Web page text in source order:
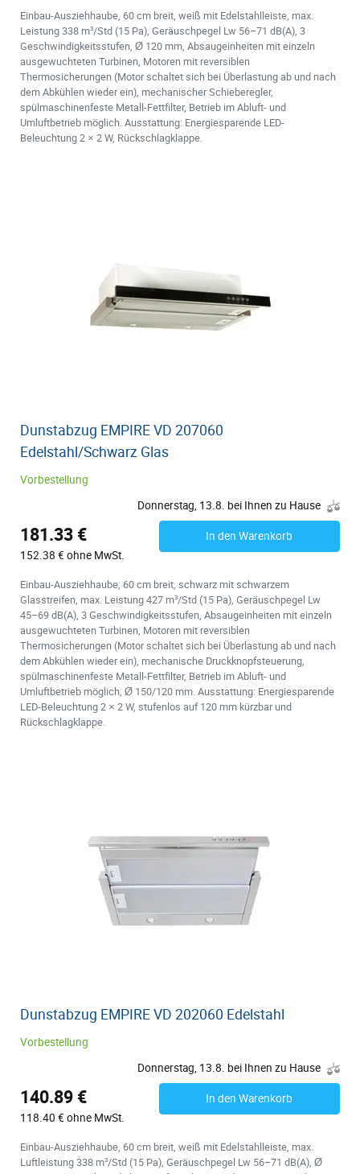
Einbau-Ausziehhaube, 60 cm breit, weiß mit Edelstahlleiste, max.
Leistung 338 m³/Std (15 Pa), Geräuschpegel Lw 56–71 dB(A), 3
Geschwindigkeitsstufen, Ø 120 mm, Absaugeinheiten mit einzeln
ausgewuchteten Turbinen, Motoren mit reversiblen
Thermosicherungen (Motor schaltet sich bei Überlastung ab und nach
dem Abkühlen wieder ein), mechanischer Schieberegler,
spülmaschinenfeste Metall-Fettfilter, Betrieb im Abluft- und
Umluftbetrieb möglich. Ausstattung: Energiesparende LED-
Beleuchtung 2 × 2 W, Rückschlagklappe.
Dunstabzug EMPIRE VD 207060
Edelstahl/Schwarz Glas
Vorbestellung
Donnerstag, 13.8. bei Ihnen zu Hause
181.33 €
152.38 € ohne MwSt.
In den Warenkorb
Einbau-Ausziehhaube, 60 cm breit, schwarz mit schwarzem
Glasstreifen, max. Leistung 427 m³/Std (15 Pa), Geräuschpegel Lw
45–69 dB(A), 3 Geschwindigkeitsstufen, Absaugeinheiten mit einzeln
ausgewuchteten Turbinen, Motoren mit reversiblen
Thermosicherungen (Motor schaltet sich bei Überlastung ab und nach
dem Abkühlen wieder ein), mechanische Druckknopfsteuerung,
spülmaschinenfeste Metall-Fettfilter, Betrieb im Abluft- und
Umluftbetrieb möglich, Ø 150/120 mm. Ausstattung: Energiesparende
LED-Beleuchtung 2 × 2 W, stufenlos auf 120 mm kürzbar und
Rückschlagklappe.
Dunstabzug EMPIRE VD 202060 Edelstahl
Vorbestellung
Donnerstag, 13.8. bei Ihnen zu Hause
140.89 €
118.40 € ohne MwSt.
In den Warenkorb
Einbau-Ausziehhaube, 60 cm breit, weiß mit Edelstahlleiste, max.
Luftleistung 338 m³/Std (15 Pa), Geräuschpegel Lw 56–71 dB(A), Ø